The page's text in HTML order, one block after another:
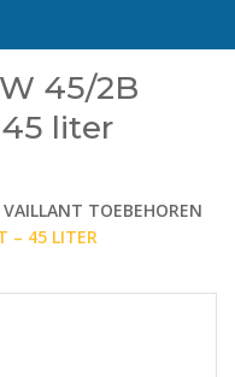
45/2B
liter
VAILLANT TOEBEHOREN
– 45 LITER